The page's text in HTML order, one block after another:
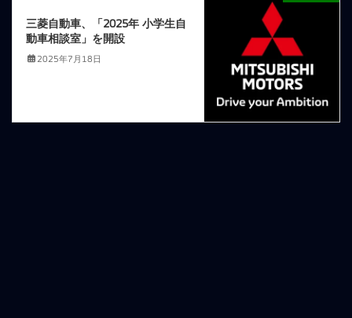
三菱自動車、「2025年 小学生自
動車相談室」を開設
2025年7月18日